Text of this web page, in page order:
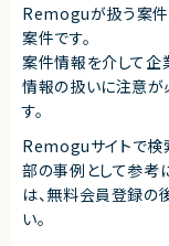
Remoguが扱う案件
案件です。
案件情報を介して企
情報の扱いに注意が
す。
Remoguサイトで検
部の事例として参考
は、無料会員登録の
い。